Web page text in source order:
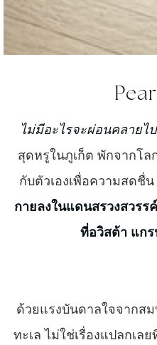
ไม่มีอะไรจะผ่อนคลายไ
สุดหรูในภูเก็ต พักจากโล
กับตัวเองเพื่อความสดชื่
กายลงในแดนสรวงสวรร
ที่อวิสต้า แก
ด้วยแรงบันดาลใจจากส
ทะเล ไม่ใช่เรื่องแปลกเล